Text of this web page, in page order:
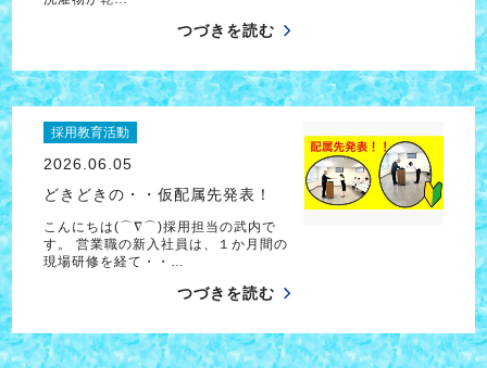
つづきを読む
採用教育活動
2026.06.05
どきどきの・・仮配属先発表！
こんにちは(⌒∇⌒)採用担当の武内で
す。 営業職の新入社員は、１か月間の
現場研修を経て・・…
つづきを読む